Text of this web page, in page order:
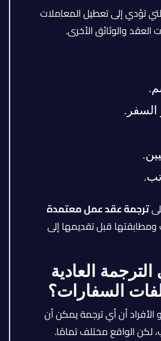
تؤدي إلى تعطيل المعاملات
العقد والوثائق الأخرى.
السفر.
ترجمة عقد عمل معتمدة
ومطابقتها قبل تقديمها إلى
الترجمة العادية
السفارات؟
أن أي ترجمة يمكن أن
لكن الواقع مختلف تمامًا.